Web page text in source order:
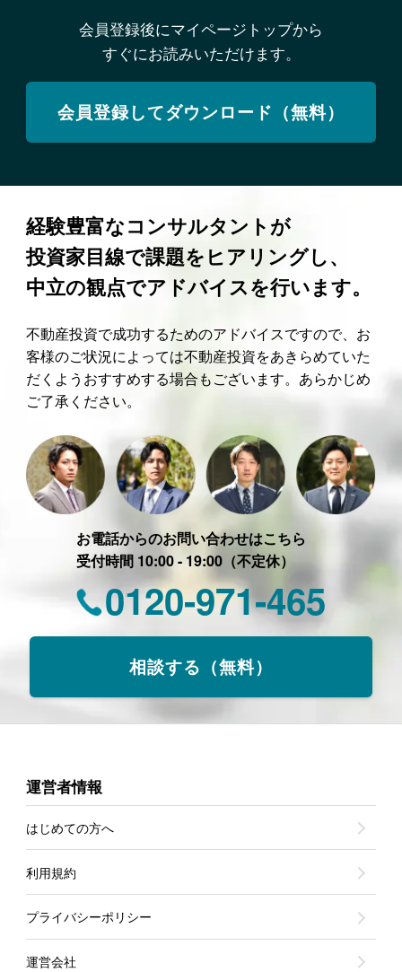
会員登録後にマイページトップから
すぐにお読みいただけます。
会員登録してダウンロード（無料）
経験豊富なコンサルタントが
投資家目線で課題をヒアリングし、
中立の観点でアドバイスを行います。
不動産投資で成功するためのアドバイスですので、お
客様のご状況によっては不動産投資をあきらめていた
だくようおすすめする場合もございます。あらかじめ
ご了承ください。
お電話からのお問い合わせはこちら
受付時間 10:00 - 19:00（不定休）
0120-971-465
相談する（無料）
運営者情報
はじめての方へ
利用規約
プライバシーポリシー
運営会社